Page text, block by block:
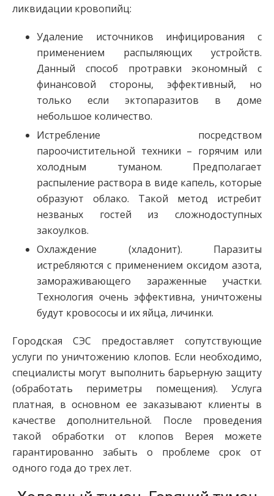
ликвидации кровопийц:
Удаление источников инфицирования с
применением распыляющих устройств.
Данный способ протравки экономный с
финансовой стороны, эффективный, но
только если эктопаразитов в доме
небольшое количество.
Истребление посредством
пароочистительной техники – горячим или
холодным туманом. Предполагает
распыление раствора в виде капель, которые
образуют облако. Такой метод истребит
незваных гостей из сложнодоступных
закоулков.
Охлаждение (хладонит). Паразиты
истребляются с применением оксидом азота,
замораживающего зараженные участки.
Технология очень эффективна, уничтожены
будут кровососы и их яйца, личинки.
Городская СЭС предоставляет сопутствующие
услуги по уничтожению клопов. Если необходимо,
специалисты могут выполнить барьерную защиту
(обработать периметры помещения). Услуга
платная, в основном ее заказывают клиенты в
качестве дополнительной. После проведения
такой обработки от клопов Верея можете
гарантированно забыть о проблеме срок от
одного года до трех лет.